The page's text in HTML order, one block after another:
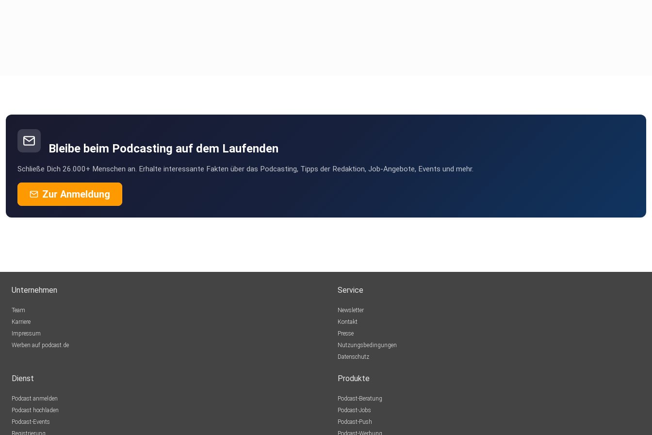
Bleibe beim Podcasting auf dem Laufenden
Schließe Dich 26.000+ Menschen an. Erhalte interessante Fakten über das Podcasting, Tipps der Redaktion, Job-Angebote, Events und mehr.
Zur Anmeldung
Unternehmen
Team
Karriere
Impressum
Werben auf podcast.de
Service
Newsletter
Kontakt
Presse
Nutzungsbedingungen
Datenschutz
Dienst
Podcast anmelden
Podcast hochladen
Podcast-Events
Registrierung
Produkte
Podcast-Beratung
Podcast-Jobs
Podcast-Push
Podcast-Werbung